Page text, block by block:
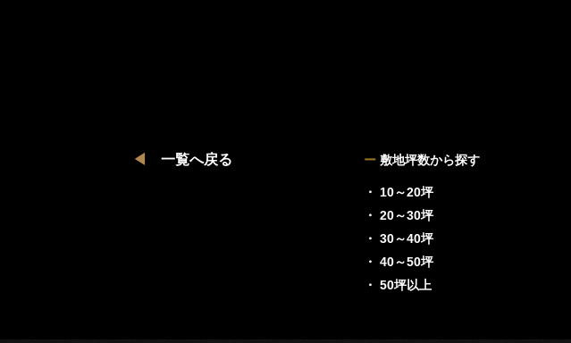
◀ 一覧へ戻る ー 敷地坪数から探す
・ 10～20坪
・ 20～30坪
・ 30～40坪
・ 40～50坪
・ 50坪以上